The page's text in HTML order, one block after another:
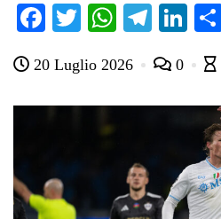
Fa
bo
ok
T
tte
r
W
ts
A
Te
gr
a
Li
ed
In
20 Luglio 2026 0